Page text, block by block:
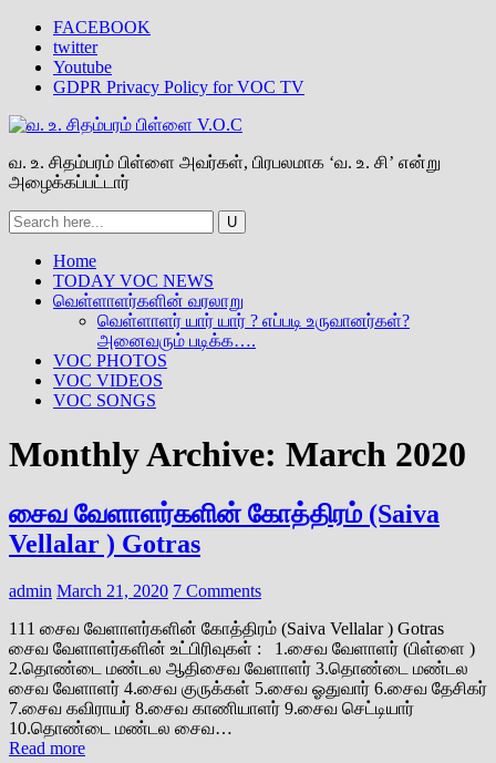
FACEBOOK
twitter
Youtube
GDPR Privacy Policy for VOC TV
வ. உ. சிதம்பரம் பிள்ளை அவர்கள், பிரபலமாக ‘வ. உ. சி’ என்று
அழைக்கப்பட்டார்
Home
TODAY VOC NEWS
வெள்ளாளர்களின் வரலாறு
வெள்ளாளர் யார் யார் ? எப்படி உருவானர்கள்?
அனைவரும் படிக்க….
VOC PHOTOS
VOC VIDEOS
VOC SONGS
Monthly Archive: March 2020
சைவ வேளாளர்களின் கோத்திரம் (Saiva
Vellalar ) Gotras
admin March 21, 2020 7 Comments
111 சைவ வேளாளர்களின் கோத்திரம் (Saiva Vellalar ) Gotras
சைவ வேளாளர்களின் உட்பிரிவுகள் : 1.சைவ வேளாளர் (பிள்ளை )
2.தொண்டை மண்டல ஆதிசைவ வேளாளர் 3.தொண்டை மண்டல
சைவ வேளாளர் 4.சைவ குருக்கள் 5.சைவ ஓதுவார் 6.சைவ தேசிகர்
7.சைவ கவிராயர் 8.சைவ காணியாளர் 9.சைவ செட்டியார்
10.தொண்டை மண்டல சைவ…
Read more